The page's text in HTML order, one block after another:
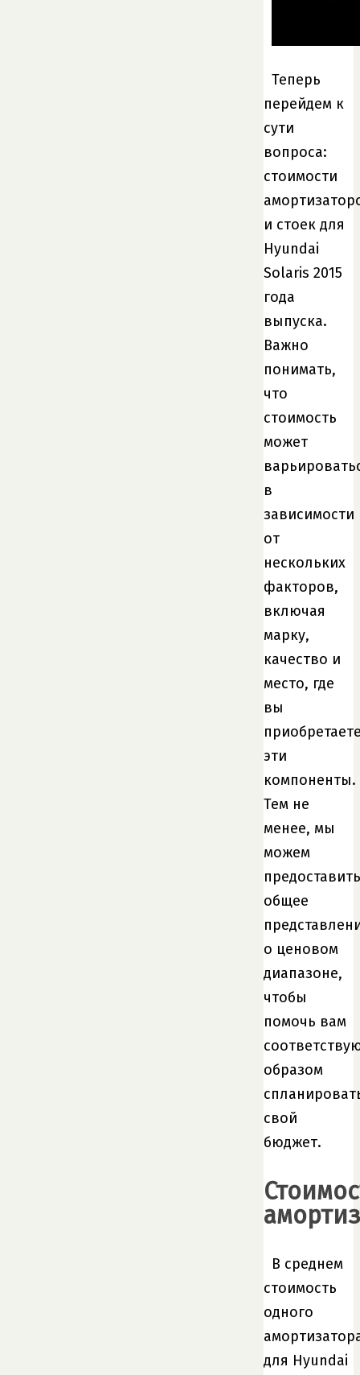
Теперь
перейдем к
сути
вопроса:
стоимости
и стоек для
Hyundai
Solaris 2015
года
выпуска.
Важно
понимать,
что
стоимость
может
в
зависимости
от
нескольких
факторов,
включая
марку,
качество и
место, где
вы
эти
компоненты.
Тем не
менее, мы
можем
предоставить
общее
о ценовом
диапазоне,
чтобы
помочь вам
образом
свой
бюджет.
В среднем
стоимость
одного
для Hyundai